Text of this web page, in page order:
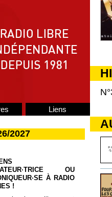
Liens
2027
OU
À RADIO
!